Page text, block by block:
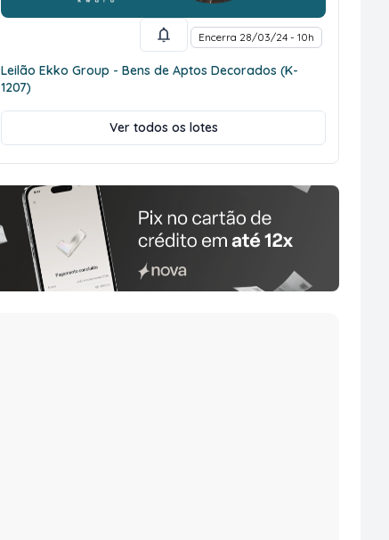
Encerra 28/03/24 - 10h
Leilão Ekko Group - Bens de Aptos Decorados (K-
1207)
Ver todos os lotes